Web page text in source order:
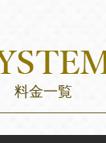
料金一覧